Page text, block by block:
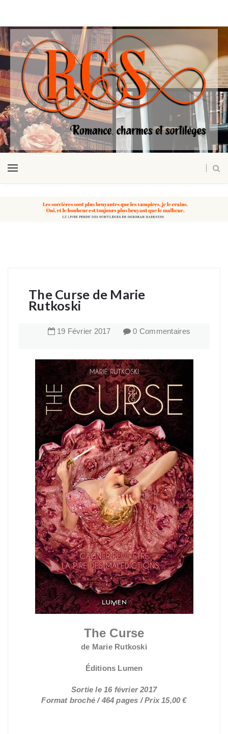
The Curse de Marie
Rutkoski
19 Février 2017 0 Commentaires
The Curse
de Marie Rutkoski
Éditions Lumen
Sortie le 16 février 2017
Format broché / 464 pages / Prix 15,00 €